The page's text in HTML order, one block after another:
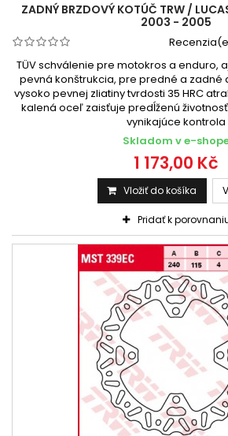
ZADNÝ BRZDOVÝ KOTÚČ TRW /
2003 - 2005
TÜV schválenie pre motokros a enduro,
pevná konštrukcia, pre predné a zadné
vysoko pevnej zliatiny tvrdosti 35 HRC
kalená oceľ zaisťuje predĺženú
vynikajúce kontrola
Skladom v e-
1 173,00 Kč
Vložiť do košíka
Pridať k